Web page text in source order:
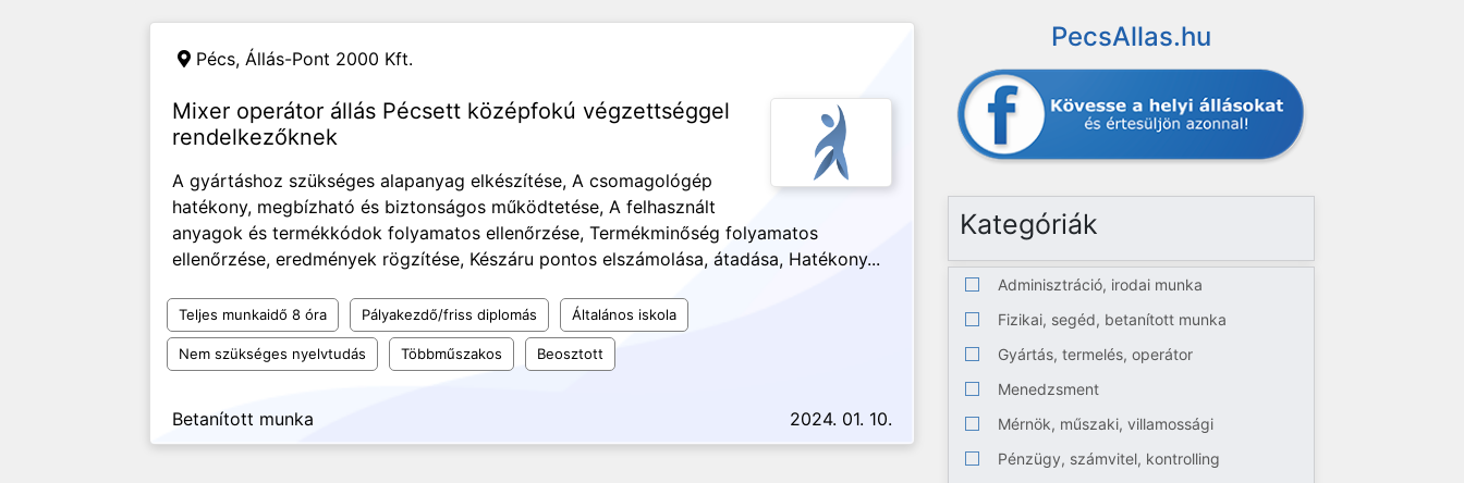
Pécs, Állás-Pont 2000 Kft.
Mixer operátor állás Pécsett középfokú végzettséggel
rendelkezőknek
A gyártáshoz szükséges alapanyag elkészítése, A csomagológép
hatékony, megbízható és biztonságos működtetése, A felhasznált
anyagok és termékkódok folyamatos ellenőrzése, Termékminőség folyamatos
ellenőrzése, eredmények rögzítése, Készáru pontos elszámolása, átadása, Hatékony...
Teljes munkaidő 8 óra Pályakezdő/friss diplomás Általános iskola
Nem szükséges nyelvtudás Többműszakos Beosztott
Betanított munka 2024. 01. 10.
PecsAllas.hu
Kategóriák
Adminisztráció, irodai munka
Fizikai, segéd, betanított munka
Gyártás, termelés, operátor
Menedzsment
Mérnök, műszaki, villamossági
Pénzügy, számvitel, kontrolling